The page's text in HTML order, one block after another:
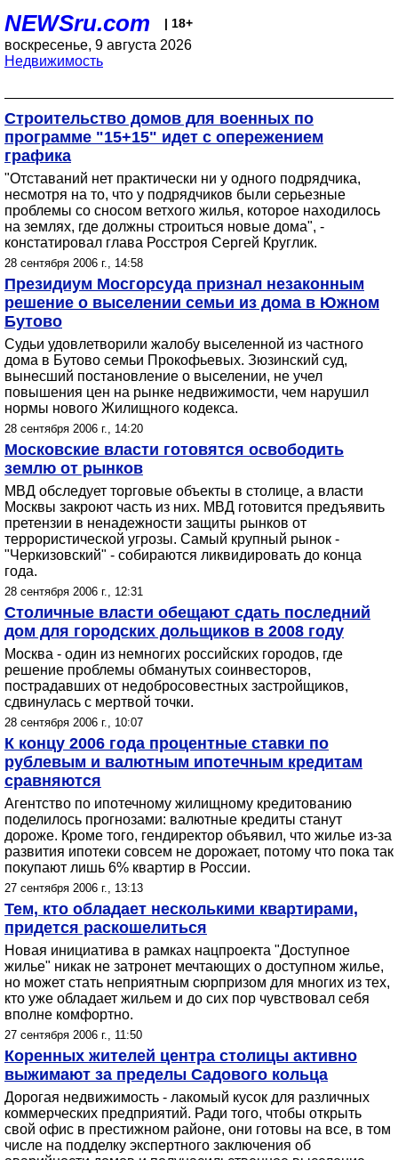
NEWSru.com | 18+
воскресенье, 9 августа 2026
Недвижимость
Строительство домов для военных по
программе "15+15" идет с опережением
графика
"Отставаний нет практически ни у одного подрядчика,
несмотря на то, что у подрядчиков были серьезные
проблемы со сносом ветхого жилья, которое находилось
на землях, где должны строиться новые дома", -
констатировал глава Росстроя Сергей Круглик.
28 сентября 2006 г., 14:58
Президиум Мосгорсуда признал незаконным
решение о выселении семьи из дома в Южном
Бутово
Судьи удовлетворили жалобу выселенной из частного
дома в Бутово семьи Прокофьевых. Зюзинский суд,
вынесший постановление о выселении, не учел
повышения цен на рынке недвижимости, чем нарушил
нормы нового Жилищного кодекса.
28 сентября 2006 г., 14:20
Московские власти готовятся освободить
землю от рынков
МВД обследует торговые объекты в столице, а власти
Москвы закроют часть из них. МВД готовится предъявить
претензии в ненадежности защиты рынков от
террористической угрозы. Самый крупный рынок -
"Черкизовский" - собираются ликвидировать до конца
года.
28 сентября 2006 г., 12:31
Столичные власти обещают сдать последний
дом для городских дольщиков в 2008 году
Москва - один из немногих российских городов, где
решение проблемы обманутых соинвесторов,
пострадавших от недобросовестных застройщиков,
сдвинулась с мертвой точки.
28 сентября 2006 г., 10:07
К концу 2006 года процентные ставки по
рублевым и валютным ипотечным кредитам
сравняются
Агентство по ипотечному жилищному кредитованию
поделилось прогнозами: валютные кредиты станут
дороже. Кроме того, гендиректор объявил, что жилье из-за
развития ипотеки совсем не дорожает, потому что пока так
покупают лишь 6% квартир в России.
27 сентября 2006 г., 13:13
Тем, кто обладает несколькими квартирами,
придется раскошелиться
Новая инициатива в рамках нацпроекта "Доступное
жилье" никак не затронет мечтающих о доступном жилье,
но может стать неприятным сюрпризом для многих из тех,
кто уже обладает жильем и до сих пор чувствовал себя
вполне комфортно.
27 сентября 2006 г., 11:50
Коренных жителей центра столицы активно
выжимают за пределы Садового кольца
Дорогая недвижимость - лакомый кусок для различных
коммерческих предприятий. Ради того, чтобы открыть
свой офис в престижном районе, они готовы на все, в том
числе на подделку экспертного заключения об